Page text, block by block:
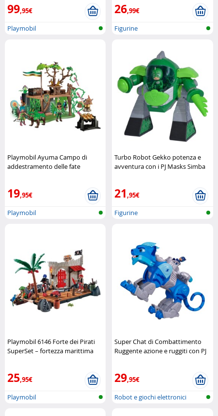
99,95€
Playmobil
26,99€
Figurine
Playmobil Ayuma Campo di
addestramento delle fate
19,95€
Playmobil
Turbo Robot Gekko potenza e
avventura con i PJ Masks Simba
21,95€
Figurine
Playmobil 6146 Forte dei Pirati
SuperSet – fortezza marittima
25,95€
Playmobil
Super Chat di Combattimento
Ruggente azione e ruggiti con PJ
29,95€
Robot e giochi elettronici